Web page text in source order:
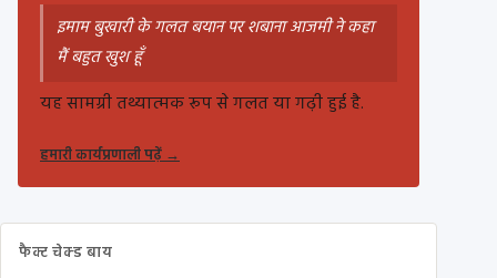
इमाम बुखारी के गलत बयान पर शबाना आजमी ने कहा
मैं बहुत खुश हूँ
यह सामग्री तथ्यात्मक रूप से गलत या गढ़ी हुई है.
हमारी कार्यप्रणाली पढ़ें→
फैक्ट चेक्ड बाय